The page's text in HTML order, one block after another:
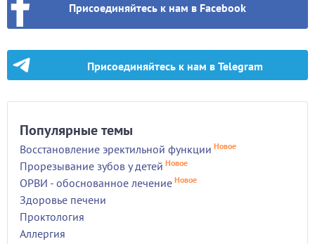
Присоединяйтесь к нам в Facebook
Присоединяйтесь к нам в Telegram
Популярные темы
Восстановление эректильной функции Новое
Прорезывание зубов у детей Новое
ОРВИ - обоснованное лечение Новое
Здоровье печени
Проктология
Аллергия